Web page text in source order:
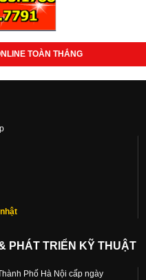
TOÀN THẮNG
PHÁT TRIỂN KỸ THUẬT
Phố Hà Nội cấp ngày